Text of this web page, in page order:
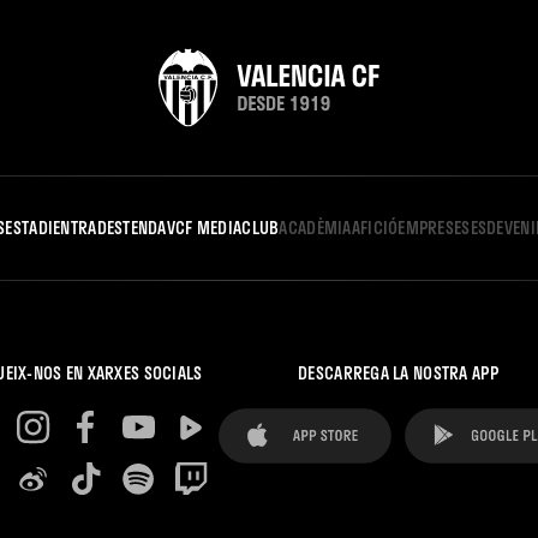
ESTADIENTRADESTENDAVCF MEDIACLUBACADÈMIAAFICIÓEMPRESES
NOS EN XARXES SOCIALS DESCARREGA LA NOSTRA APP